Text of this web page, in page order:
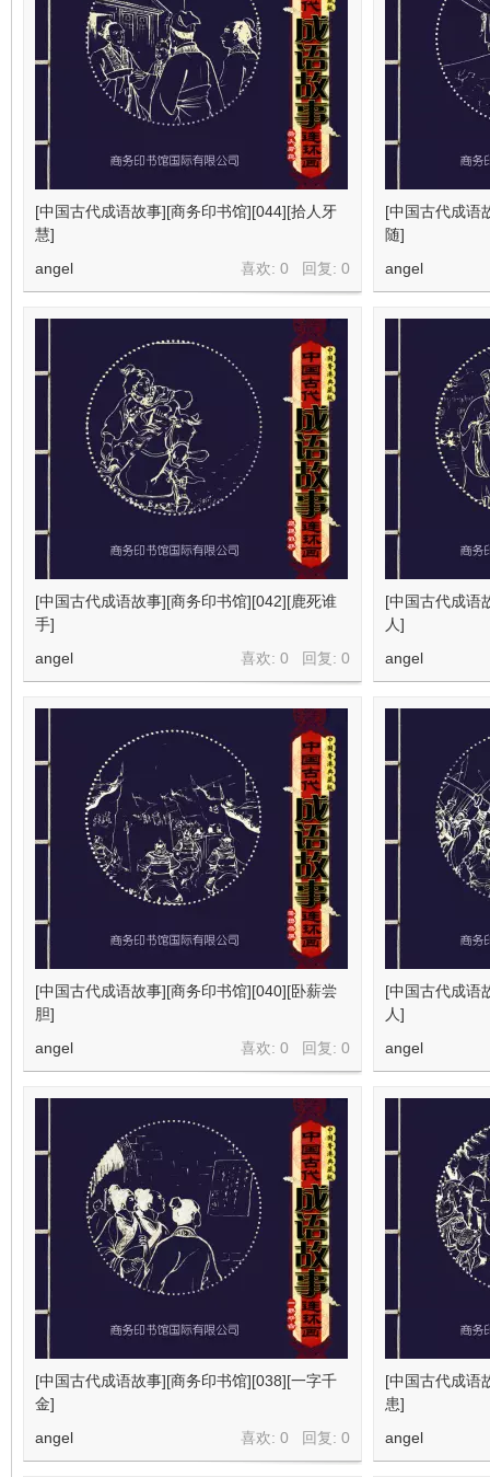
[中国古代成语故事][商务印书馆][044][拾人牙
慧]
喜欢: 0 回复: 0
angel
[中国古代成语
随]
angel
[中国古代成语故事][商务印书馆][042][鹿死谁
手]
喜欢: 0 回复: 0
angel
[中国古代成语
人]
angel
[中国古代成语故事][商务印书馆][040][卧薪尝
胆]
喜欢: 0 回复: 0
angel
[中国古代成语
人]
angel
[中国古代成语故事][商务印书馆][038][一字千
金]
喜欢: 0 回复: 0
angel
[中国古代成语
患]
angel